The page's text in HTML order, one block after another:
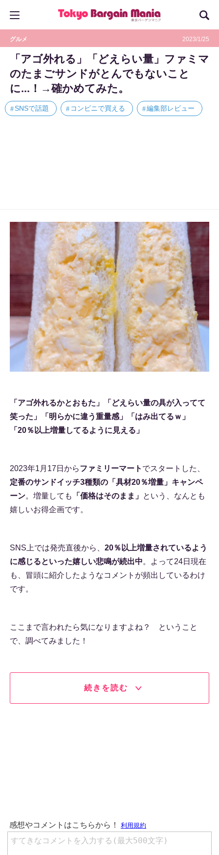
グルメ 2023/1/25
「アゴ外れる」「どえらい量」ファミマ
のたまごサンドがとんでもないこと
に...！→確かめてみた。
SNSで話題 コンビニで買える 編集部レビュー
「アゴ外れるかとおもた」「どえらい量の具が入ってて
笑った」「明らかに違う重量感」「はみ出てるｗ」
「20％以上増量してるように見える」
2023年1月17日からファミリーマート でスタートした、
定番のサンドイッチ3種類の「具材20％増量」キャンペ
ーン。増量しても 「価格はそのまま」 という、なんとも
嬉しいお得企画です。
SNS上では発売直後から、 20％以上増量されているよう
に感じるといった嬉しい悲鳴が続出中。よって24日現在
も、冒頭に紹介したようなコメントが頻出しているわけ
です。
ここまで言われたら気になりますよね？ ということ
で、調べてみました！
続きを読む